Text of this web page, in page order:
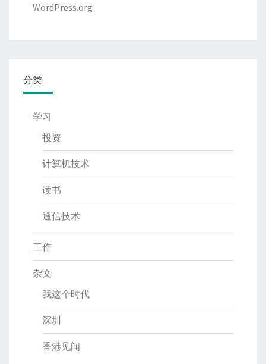
WordPress.org
分类
学习
投资
计算机技术
读书
通信技术
工作
杂文
我这个时代
深圳
香港见闻